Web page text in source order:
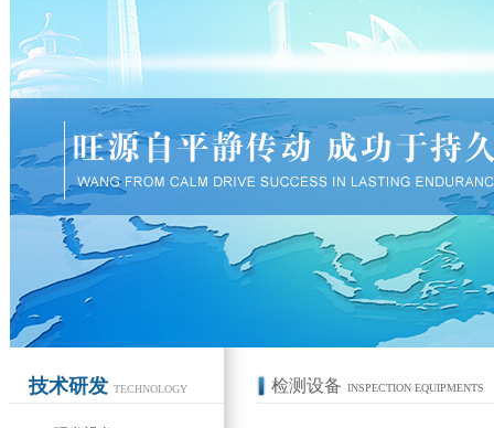
技术研发 TECHNOLOGY 检测设备 INSPECTION EQUIPMENTS